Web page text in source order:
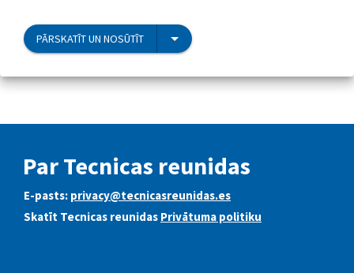
PĀRSKATĪT UN NOSŪTĪT
Par Tecnicas reunidas
E-pasts: privacy@tecnicasreunidas.es
Skatīt Tecnicas reunidas Privātuma politiku